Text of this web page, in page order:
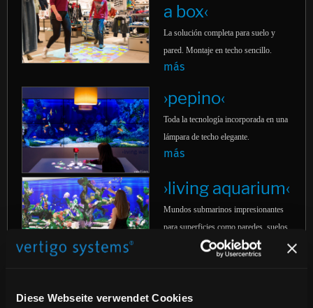
Diese Webseite verwendet Cookies
a box‹
La solución completa para suelo y
pared. Montaje en techo sencillo.
más
›pepino‹
Toda la tecnología incorporada en una
lámpara de techo elegante.
más
›living aquarium‹
Mundos submarinos impresionantes
para superficies como paredes, suelos
›living aquarium‹